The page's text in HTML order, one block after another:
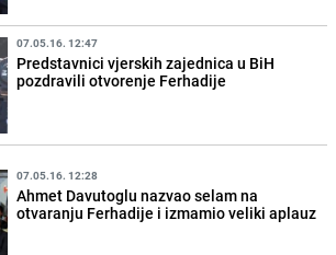
07.05.16. 12:47
Predstavnici vjerskih zajednica u BiH
pozdravili otvorenje Ferhadije
07.05.16. 12:28
Ahmet Davutoglu nazvao selam na
otvaranju Ferhadije i izmamio veliki aplauz